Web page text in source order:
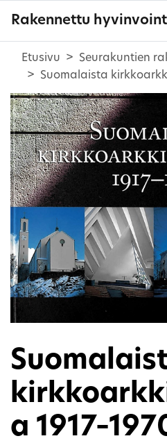
Rakennettu
Etusivu
Seurakuntien
Suomalaista
a